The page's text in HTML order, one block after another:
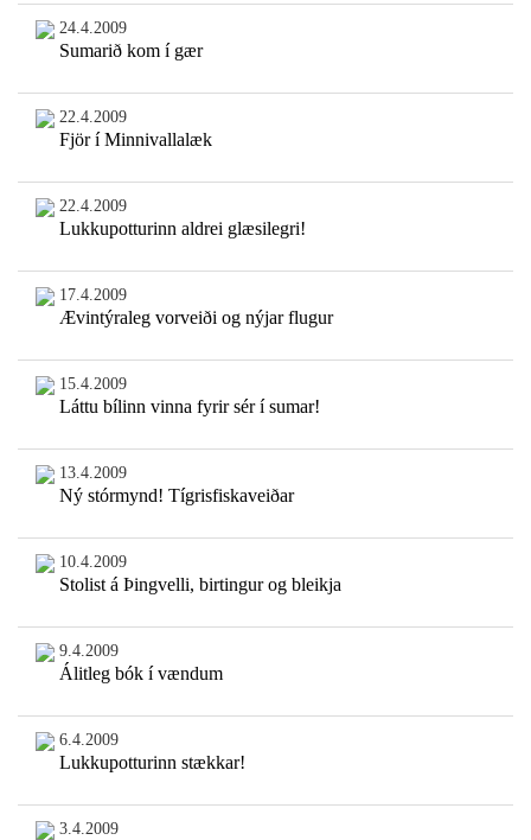
24.4.2009
Sumarið kom í gær
22.4.2009
Fjör í Minnivallalæk
22.4.2009
Lukkupotturinn aldrei glæsilegri!
17.4.2009
Ævintýraleg vorveiði og nýjar flugur
15.4.2009
Láttu bílinn vinna fyrir sér í sumar!
13.4.2009
Ný stórmynd! Tígrisfiskaveiðar
10.4.2009
Stolist á Þingvelli, birtingur og bleikja
9.4.2009
Álitleg bók í vændum
6.4.2009
Lukkupotturinn stækkar!
3.4.2009